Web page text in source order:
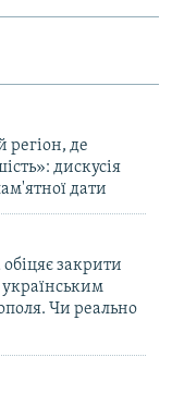
де
дискусія
дати
обіцяє закрити
Чи реально